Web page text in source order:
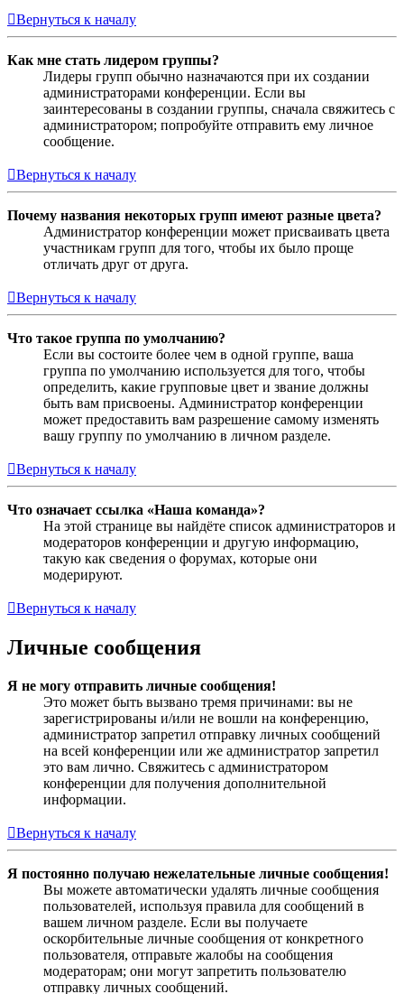
Вернуться к началу
Как мне стать лидером группы?
Лидеры групп обычно назначаются при их создании
администраторами конференции. Если вы
заинтересованы в создании группы, сначала свяжитесь с
администратором; попробуйте отправить ему личное
сообщение.
Вернуться к началу
Почему названия некоторых групп имеют разные цвета?
Администратор конференции может присваивать цвета
участникам групп для того, чтобы их было проще
отличать друг от друга.
Вернуться к началу
Что такое группа по умолчанию?
Если вы состоите более чем в одной группе, ваша
группа по умолчанию используется для того, чтобы
определить, какие групповые цвет и звание должны
быть вам присвоены. Администратор конференции
может предоставить вам разрешение самому изменять
вашу группу по умолчанию в личном разделе.
Вернуться к началу
Что означает ссылка «Наша команда»?
На этой странице вы найдёте список администраторов и
модераторов конференции и другую информацию,
такую как сведения о форумах, которые они
модерируют.
Вернуться к началу
Личные сообщения
Я не могу отправить личные сообщения!
Это может быть вызвано тремя причинами: вы не
зарегистрированы и/или не вошли на конференцию,
администратор запретил отправку личных сообщений
на всей конференции или же администратор запретил
это вам лично. Свяжитесь с администратором
конференции для получения дополнительной
информации.
Вернуться к началу
Я постоянно получаю нежелательные личные сообщения!
Вы можете автоматически удалять личные сообщения
пользователей, используя правила для сообщений в
вашем личном разделе. Если вы получаете
оскорбительные личные сообщения от конкретного
пользователя, отправьте жалобы на сообщения
модераторам; они могут запретить пользователю
отправку личных сообщений.